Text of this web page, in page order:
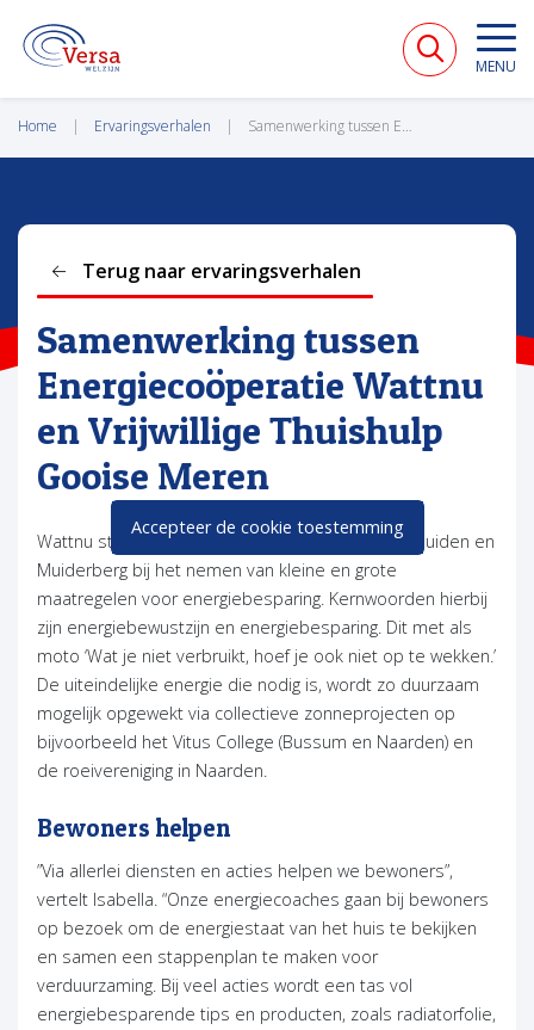
VERSA WELZIJN MENU
Home Ervaringsverhalen Samenwerking tussen Energiecoöperatie Wattnu en Vrijwillige Thuishulp Gooise Meren
Terug naar ervaringsverhalen
Samenwerking tussen
Energiecoöperatie Wattnu
en Vrijwillige Thuishulp
Gooise Meren
Accepteer de cookie toestemming
Wattnu steunt inwoners van Bussum, Naarden, Muiden en
Muiderberg bij het nemen van kleine en grote
maatregelen voor energiebesparing. Kernwoorden hierbij
zijn energiebewustzijn en energiebesparing. Dit met als
moto ‘Wat je niet verbruikt, hoef je ook niet op te wekken.’
De uiteindelijke energie die nodig is, wordt zo duurzaam
mogelijk opgewekt via collectieve zonneprojecten op
bijvoorbeeld het Vitus College (Bussum en Naarden) en
de roeivereniging in Naarden.
Bewoners helpen
”Via allerlei diensten en acties helpen we bewoners”,
vertelt Isabella. “Onze energiecoaches gaan bij bewoners
op bezoek om de energiestaat van het huis te bekijken
en samen een stappenplan te maken voor
verduurzaming. Bij veel acties wordt een tas vol
energiebesparende tips en producten, zoals radiatorfolie,